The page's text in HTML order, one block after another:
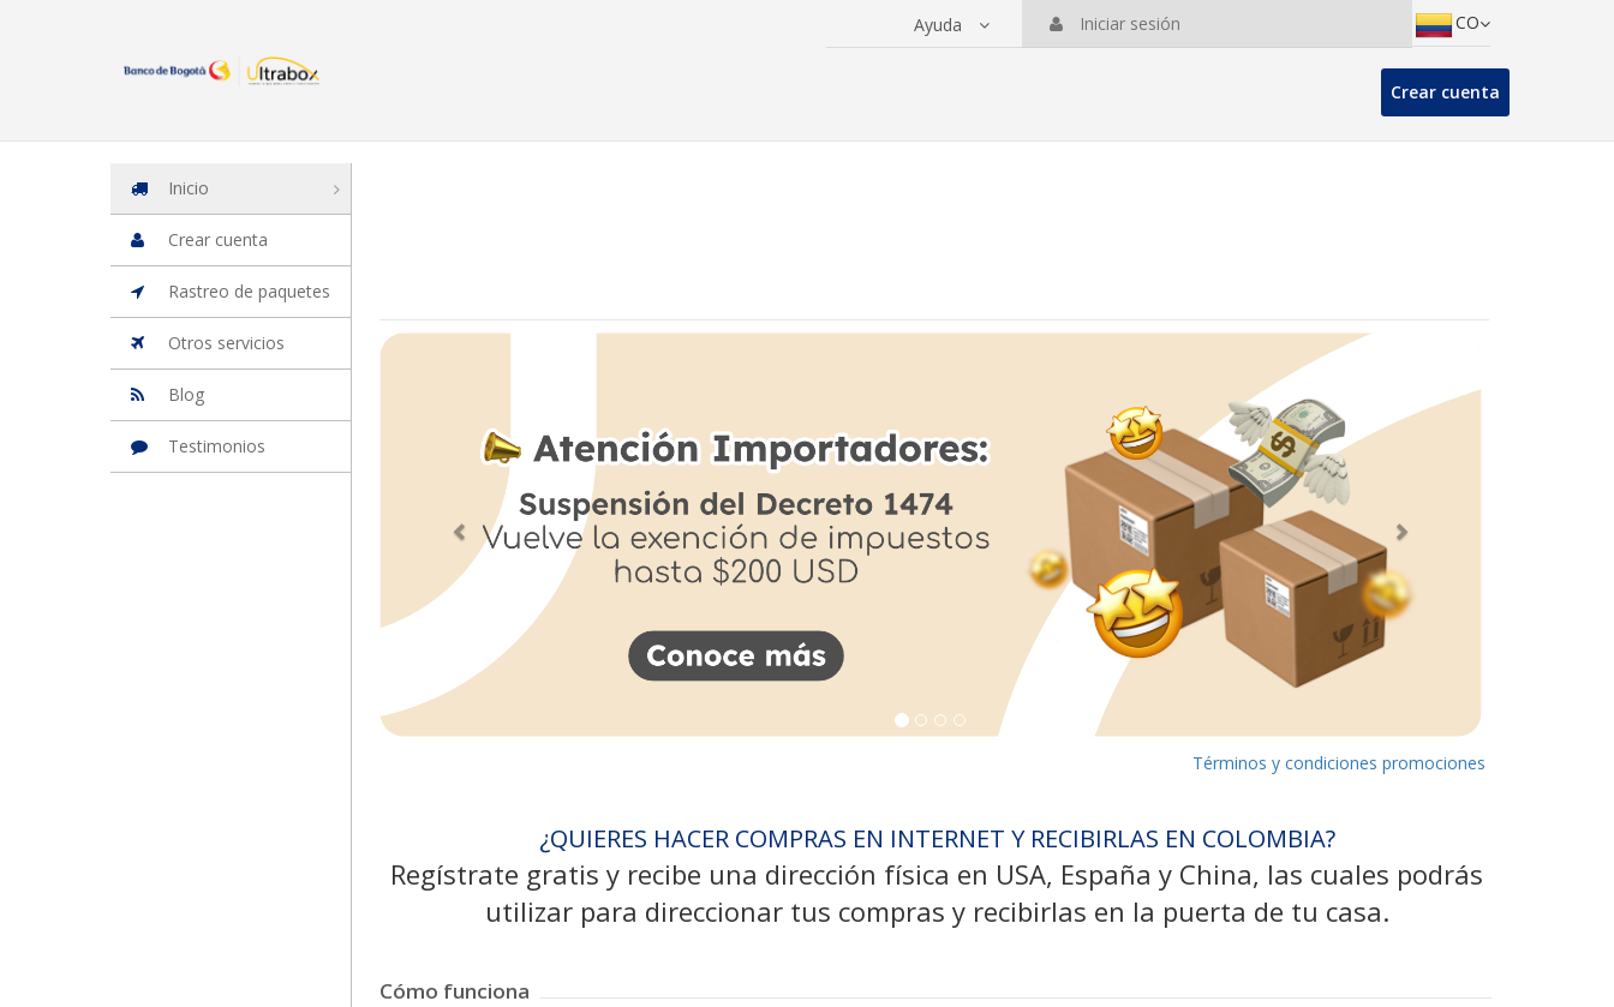
Ayuda Iniciar sesión CO
Crear cuenta
Inicio
Crear cuenta
Rastreo de paquetes
Otros servicios
Blog
Testimonios
Banner anterior
Términos y condiciones promociones
¿QUIERES HACER COMPRAS EN INTERNET Y RECIBIRLAS EN COLOMBIA?
Regístrate gratis y recibe una dirección física en USA, España y China, las cuales podrás
utilizar para direccionar tus compras y recibirlas en la puerta de tu casa.
Cómo funciona